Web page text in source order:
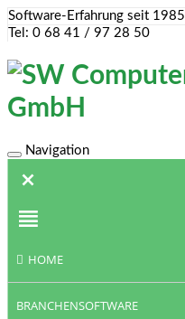
Software-Erfahrung seit 1985
Tel: 0 68 41 / 97 28 50
Toggle
navigation
Navigation
HOME
BRANCHENSOFTWARE